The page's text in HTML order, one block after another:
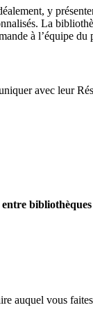
y
La
à l’équipe
avec leur
auquel vous